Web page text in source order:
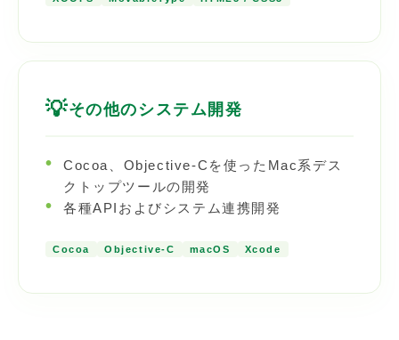
💡その他のシステム開発
Cocoa、Objective-Cを使ったMac系デス
クトップツールの開発
各種APIおよびシステム連携開発
Cocoa Objective-C macOS Xcode